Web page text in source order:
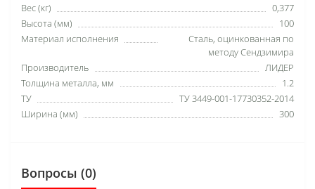
Вес (кг)
0,377
Высота (мм)
100
Материал исполнения
Сталь, оцинкованная по
методу Сендзимира
Производитель
ЛИДЕР
Толщина металла, мм
1.2
ТУ
ТУ 3449-001-17730352-2014
Ширина (мм)
300
Вопросы (0)